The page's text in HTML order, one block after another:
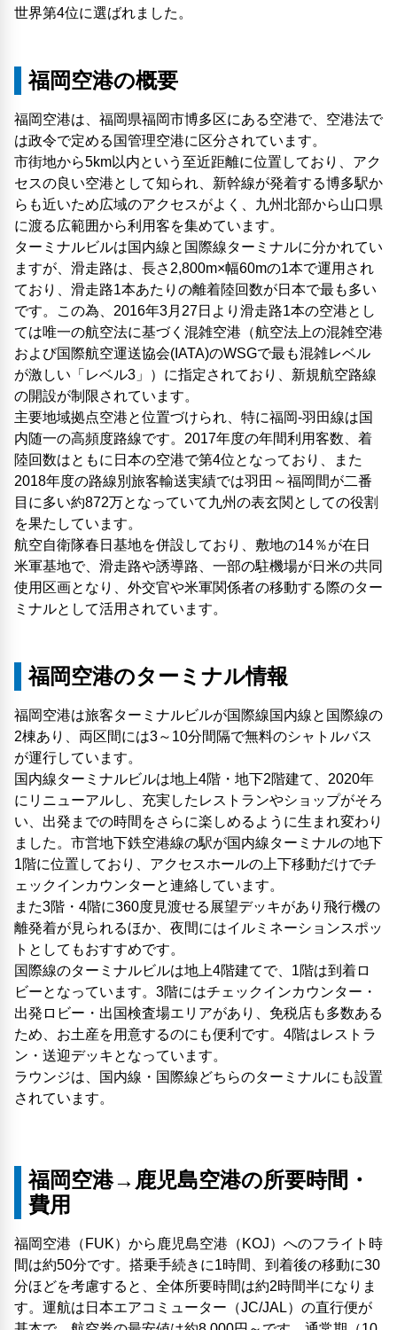
世界第4位に選ばれました。
福岡空港の概要
福岡空港は、福岡県福岡市博多区にある空港で、空港法で
は政令で定める国管理空港に区分されています。
市街地から5km以内という至近距離に位置しており、アク
セスの良い空港として知られ、新幹線が発着する博多駅か
らも近いため広域のアクセスがよく、九州北部から山口県
に渡る広範囲から利用客を集めています。
ターミナルビルは国内線と国際線ターミナルに分かれてい
ますが、滑走路は、長さ2,800m×幅60mの1本で運用され
ており、滑走路1本あたりの離着陸回数が日本で最も多い
です。この為、2016年3月27日より滑走路1本の空港とし
ては唯一の航空法に基づく混雑空港（航空法上の混雑空港
および国際航空運送協会(IATA)のWSGで最も混雑レベル
が激しい「レベル3」）に指定されており、新規航空路線
の開設が制限されています。
主要地域拠点空港と位置づけられ、特に福岡-羽田線は国
内随一の高頻度路線です。2017年度の年間利用客数、着
陸回数はともに日本の空港で第4位となっており、また
2018年度の路線別旅客輸送実績では羽田～福岡間が二番
目に多い約872万となっていて九州の表玄関としての役割
を果たしています。
航空自衛隊春日基地を併設しており、敷地の14％が在日
米軍基地で、滑走路や誘導路、一部の駐機場が日米の共同
使用区画となり、外交官や米軍関係者の移動する際のター
ミナルとして活用されています。
福岡空港のターミナル情報
福岡空港は旅客ターミナルビルが国際線国内線と国際線の
2棟あり、両区間には3～10分間隔で無料のシャトルバス
が運行しています。
国内線ターミナルビルは地上4階・地下2階建て、2020年
にリニューアルし、充実したレストランやショップがそろ
い、出発までの時間をさらに楽しめるように生まれ変わり
ました。市営地下鉄空港線の駅が国内線ターミナルの地下
1階に位置しており、アクセスホールの上下移動だけでチ
ェックインカウンターと連絡しています。
また3階・4階に360度見渡せる展望デッキがあり飛行機の
離発着が見られるほか、夜間にはイルミネーションスポッ
トとしてもおすすめです。
国際線のターミナルビルは地上4階建てで、1階は到着ロ
ビーとなっています。3階にはチェックインカウンター・
出発ロビー・出国検査場エリアがあり、免税店も多数ある
ため、お土産を用意するのにも便利です。4階はレストラ
ン・送迎デッキとなっています。
ラウンジは、国内線・国際線どちらのターミナルにも設置
されています。
福岡空港→鹿児島空港の所要時間・
費用
福岡空港（FUK）から鹿児島空港（KOJ）へのフライト時
間は約50分です。搭乗手続きに1時間、到着後の移動に30
分ほどを考慮すると、全体所要時間は約2時間半になりま
す。運航は日本エアコミューター（JC/JAL）の直行便が